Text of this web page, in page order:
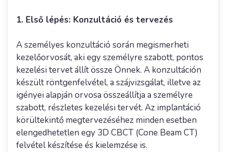
1. Első lépés: Konzultáció és tervezés
A személyes konzultáció során megismerheti
kezelőorvosát, aki egy személyre szabott, pontos
kezelési tervet állít össze Önnek. A konzultáción
készült röntgenfelvétel, a szájvizsgálat, illetve az
igényei alapján orvosa összeállítja a személyre
szabott, részletes kezelési tervét. Az implantáció
körültekintő megtervezéséhez minden esetben
elengedhetetlen egy 3D CBCT (Cone Beam CT)
felvétel készítése és kielemzése is.